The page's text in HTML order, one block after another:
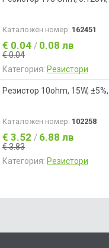
Каталожен номер: 162451
€ 0.04 / 0.08 лв
€ 0.04
Категория: Резистори
Резистор 10ohm, 15W,
Каталожен номер: 102258
€ 3.52 / 6.88 лв
€ 3.83
Категория: Резистори